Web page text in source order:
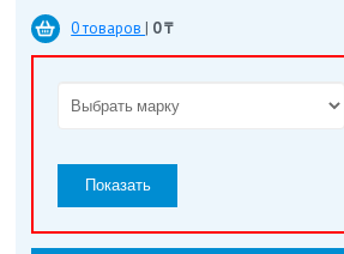
0 товаров | 0 ₸
Показать